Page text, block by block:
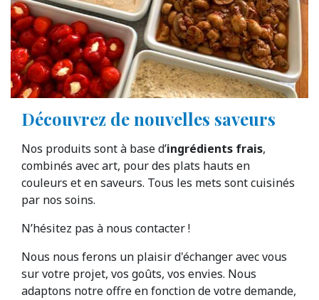
Découvrez de nouvelles saveurs
Nos produits sont à base d’ingrédients frais,
combinés avec art, pour des plats hauts en
couleurs et en saveurs. Tous les mets sont cuisinés
par nos soins.
N’hésitez pas à nous contacter !
Nous nous ferons un plaisir d'échanger avec vous
sur votre projet, vos goûts, vos envies. Nous
adaptons notre offre en fonction de votre demande,